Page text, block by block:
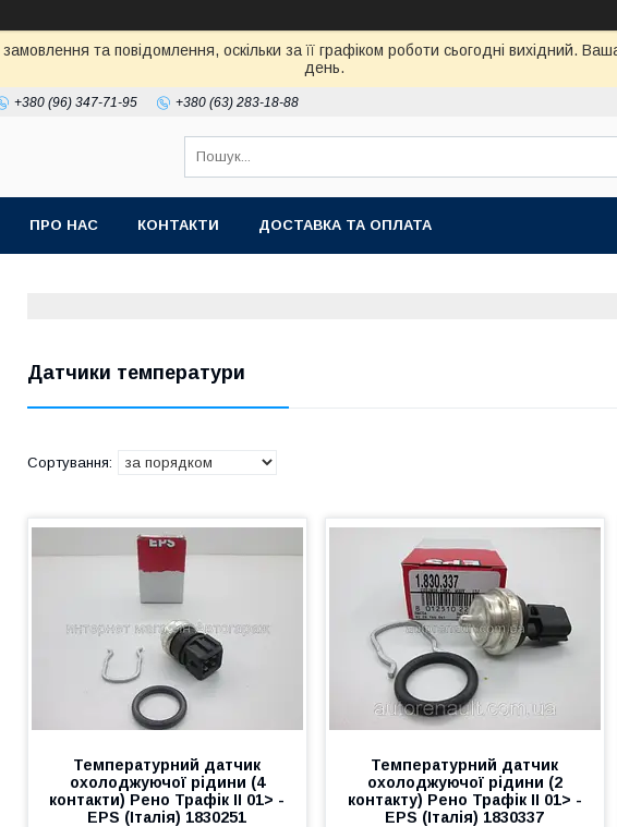
та повідомлення, оскільки за її графіком роботи сьогодні вихідний.
день.
+380 (96) 347-71-95 +380 (63) 283-18-88
ПРО НАС КОНТАКТИ ДОСТАВКА ТА ОПЛАТА
Датчики температури
Температурний датчик
охолоджуючої рідини (4
контакти) Рено Трафік II 01> -
EPS (Італія) 1830251
Температурний датчик
охолоджуючої рідини (2
контакту) Рено Трафік II 01> -
EPS (Італія) 1830337